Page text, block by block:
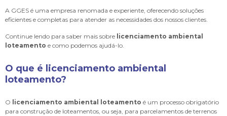
A GGES é uma empresa renomada e experiente, oferecendo soluções
eficientes e completas para atender as necessidades dos nossos clientes.
Continue lendo para saber mais sobre licenciamento ambiental
loteamento e como podemos ajudá-lo.
O que é licenciamento ambiental
loteamento?
O licenciamento ambiental loteamento é um processo obrigatório
para construção de loteamentos, ou seja, para parcelamentos de terrenos